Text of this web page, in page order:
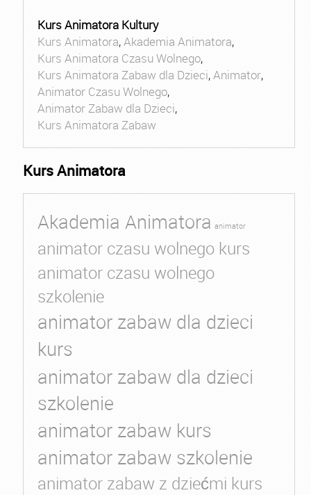
Kurs Animatora Kultury
Kurs Animatora,Akademia Animatora,
Kurs Animatora Czasu Wolnego,
Kurs Animatora Zabaw dla Dzieci,Animator,
Animator Czasu Wolnego,
Animator Zabaw dla Dzieci,
Kurs Animatora Zabaw
Kurs Animatora
Akademia Animatora animator
animator czasu wolnego kurs
animator czasu wolnego
szkolenie
animator zabaw dla dzieci
kurs
animator zabaw dla dzieci
szkolenie
animator zabaw kurs
animator zabaw szkolenie
animator zabaw z dziećmi kurs